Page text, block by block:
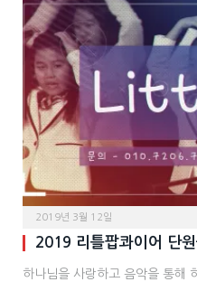
2019년 3월 12일
2019 리틀팝콰이어 단
하나님을 사랑하고 음악을 통해